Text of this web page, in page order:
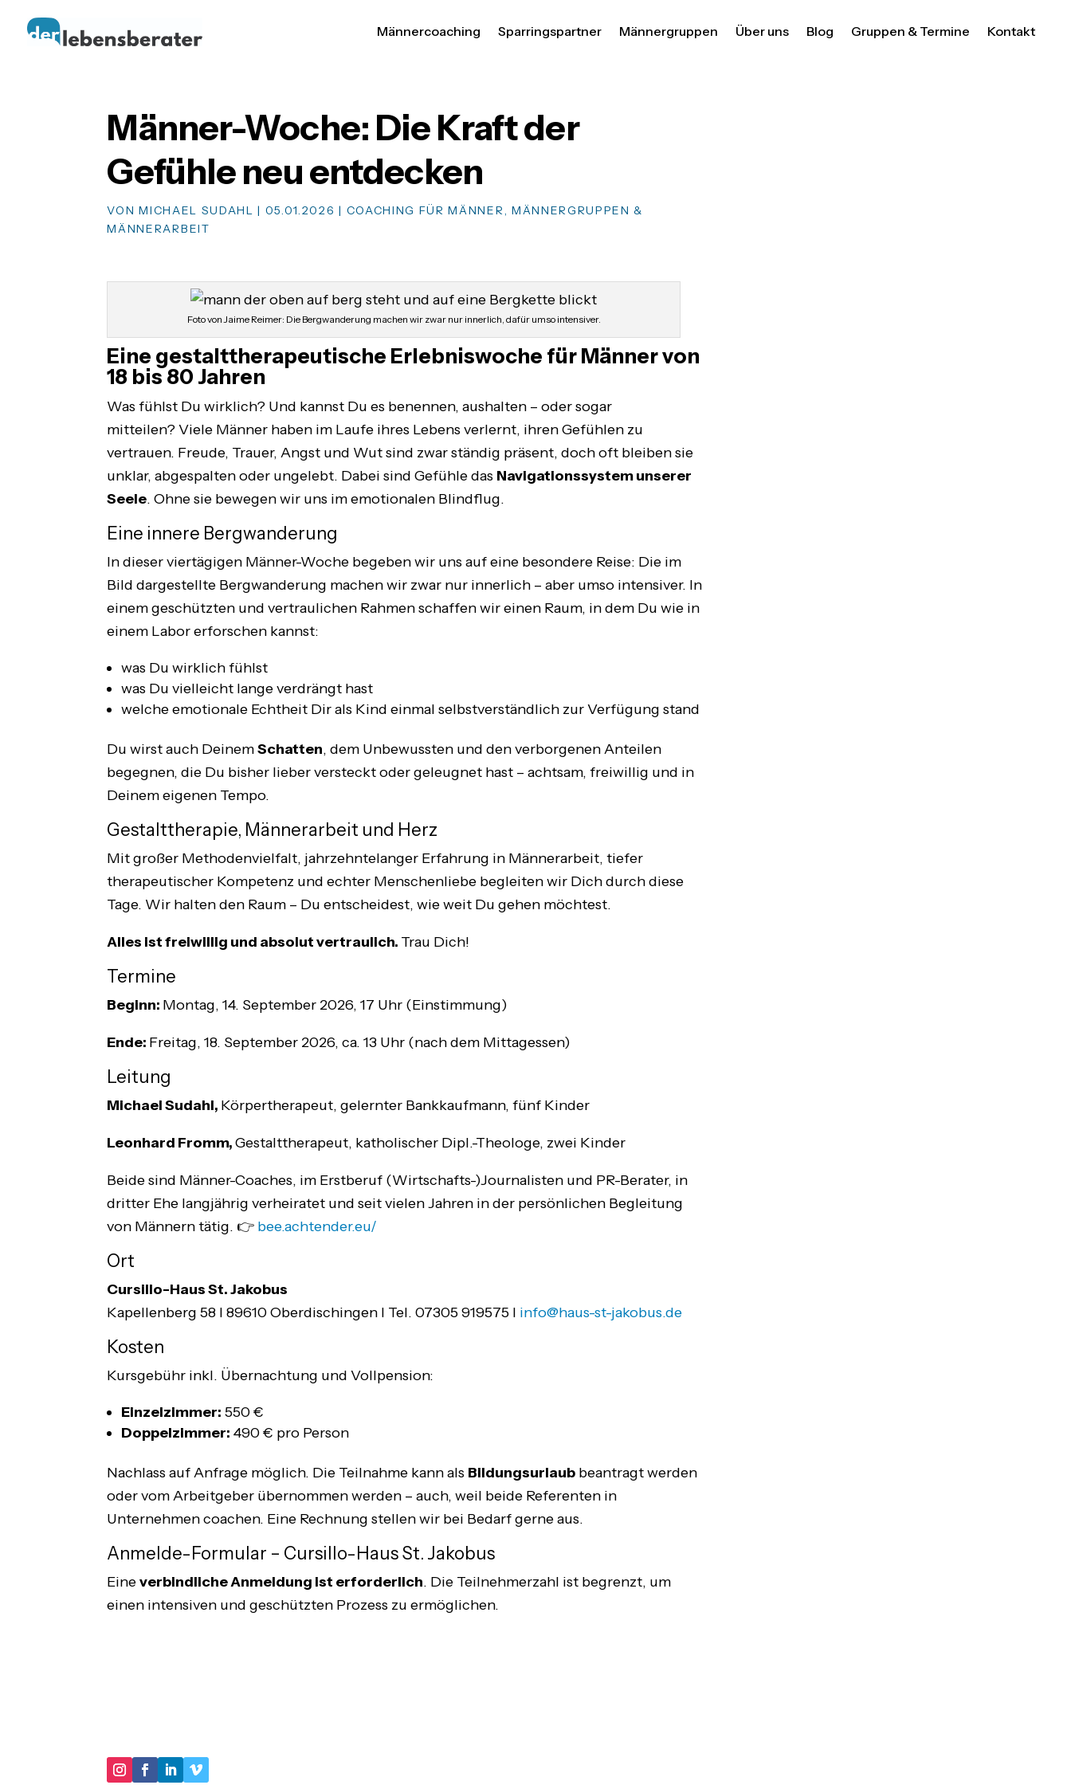
Männercoaching Sparringspartner Männergruppen Über uns Blog Gruppen & Termine Kontakt
Männer-Woche: Die Kraft der
Gefühle neu entdecken
VONMICHAEL SUDAHL | 05.01.2026 | COACHING FÜR MÄNNER, MÄNNERGRUPPEN &
MÄNNERARBEIT
Foto von Jaime Reimer: Die Bergwanderung machen wir zwar nur innerlich, dafür umso intensiver.
Eine gestalttherapeutische Erlebniswoche für Männer von
18 bis 80 Jahren
Was fühlst Du wirklich? Und kannst Du es benennen, aushalten – oder sogar
mitteilen? Viele Männer haben im Laufe ihres Lebens verlernt, ihren Gefühlen zu
vertrauen. Freude, Trauer, Angst und Wut sind zwar ständig präsent, doch oft bleiben sie
unklar, abgespalten oder ungelebt. Dabei sind Gefühle das Navigationssystem unserer
Seele. Ohne sie bewegen wir uns im emotionalen Blindflug.
Eine innere Bergwanderung
In dieser vier­tägigen Männer-Woche begeben wir uns auf eine besondere Reise: Die im
Bild dargestellte Bergwanderung machen wir zwar nur innerlich – aber umso intensiver. In
einem geschützten und vertraulichen Rahmen schaffen wir einen Raum, in dem Du wie in
einem Labor erforschen kannst:
was Du wirklich fühlst
was Du vielleicht lange verdrängt hast
welche emotionale Echtheit Dir als Kind einmal selbstverständlich zur Verfügung stand
Du wirst auch DeinemSchatten, dem Unbewussten und den verborgenen Anteilen
begegnen, die Du bisher lieber versteckt oder geleugnet hast – achtsam, freiwillig und in
Deinem eigenen Tempo.
Gestalttherapie, Männerarbeit und Herz
Mit großer Methodenvielfalt, jahrzehntelanger Erfahrung in Männerarbeit, tiefer
therapeutischer Kompetenz und echter Menschenliebe begleiten wir Dich durch diese
Tage. Wir halten den Raum – Du entscheidest, wie weit Du gehen möchtest.
Alles ist freiwillig und absolut vertraulich. Trau Dich!
Termine
Beginn: Montag, 14. September 2026, 17 Uhr (Einstimmung)
Ende: Freitag, 18. September 2026, ca. 13 Uhr (nach dem Mittagessen)
Leitung
Michael Sudahl, Körpertherapeut, gelernter Bankkaufmann, fünf Kinder
Leonhard Fromm,Gestalttherapeut, katholischer Dipl.-Theologe, zwei Kinder
Beide sind Männer-Coaches, im Erstberuf (Wirtschafts-)Journalisten und PR-Berater, in
dritter Ehe langjährig verheiratet und seit vielen Jahren in der persönlichen Begleitung
von Männern tätig. 👉 bee.achtender.eu/
Ort
Cursillo-Haus St. Jakobus
Kapellenberg 58 I 89610 Oberdischingen I Tel. 07305 919575 I info@haus-st-jakobus.de
Kosten
Kursgebühr inkl. Übernachtung und Vollpension:
Einzelzimmer: 550 €
Doppelzimmer: 490 € pro Person
Nachlass auf Anfrage möglich. Die Teilnahme kann als Bildungsurlaub beantragt werden
oder vom Arbeitgeber übernommen werden – auch, weil beide Referenten in
Unternehmen coachen. Eine Rechnung stellen wir bei Bedarf gerne aus.
Anmelde-Formular – Cursillo-Haus St. Jakobus
Eineverbindliche Anmeldung ist erforderlich. Die Teilnehmerzahl ist begrenzt, um
einen intensiven und geschützten Prozess zu ermöglichen.